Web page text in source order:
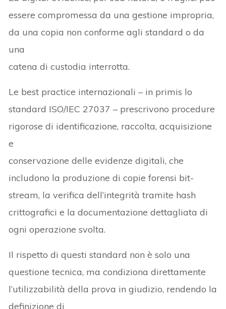
essere compromessa da una gestione impropria,
da una copia non conforme agli standard o da
una
catena di custodia interrotta.
Le best practice internazionali – in primis lo
standard ISO/IEC 27037 – prescrivono procedure
rigorose di identificazione, raccolta, acquisizione
e
conservazione delle evidenze digitali, che
includono la produzione di copie forensi bit-
stream, la verifica dell’integrità tramite hash
crittografici e la documentazione dettagliata di
ogni operazione svolta.
Il rispetto di questi standard non è solo una
questione tecnica, ma condiziona direttamente
l’utilizzabilità della prova in giudizio, rendendo la
definizione di